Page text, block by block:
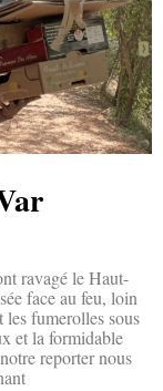
ravagé le Haut-
face au feu, loin
les fumerolles sous
et la formidable
reporter nous